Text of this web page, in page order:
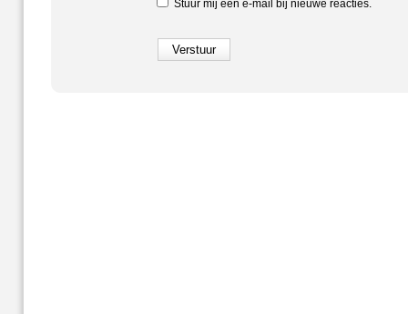
Stuur mij een e-mail bij nieuwe reacties.